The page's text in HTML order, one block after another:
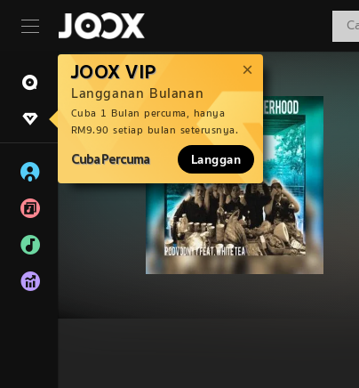
JOOX VIP
Langganan Bulanan
Cuba 1 Bulan percuma, hanya
RM9.90 setiap bulan seterusnya.
Cuba Percuma Langgan